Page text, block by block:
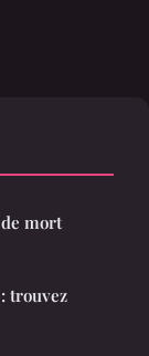
mort
trouvez